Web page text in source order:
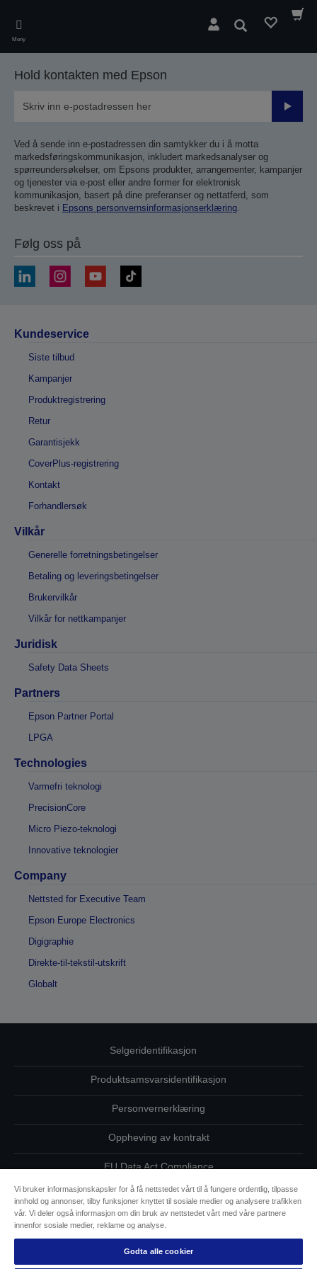
main
content
Meny
Søk
Hold kontakten med Epson
Send
Ved å sende inn e-postadressen din samtykker du i å motta
markedsføringskommunikasjon, inkludert markedsanalyser og
spørreundersøkelser, om Epsons produkter, arrangementer, kampanjer
og tjenester via e-post eller andre former for elektronisk
kommunikasjon, basert på dine preferanser og nettatferd, som
beskrevet i Epsons personvernsinformasjonserklæring.
Følg oss på
Kundeservice
Siste tilbud
Kampanjer
Produktregistrering
Retur
Garantisjekk
CoverPlus-registrering
Kontakt
Forhandlersøk
Vilkår
Generelle forretningsbetingelser
Betaling og leveringsbetingelser
Brukervilkår
Vilkår for nettkampanjer
Juridisk
Safety Data Sheets
Partners
Epson Partner Portal
LPGA
Technologies
Varmefri teknologi
PrecisionCore
Micro Piezo-teknologi
Innovative teknologier
Company
Nettsted for Executive Team
Epson Europe Electronics
Digigraphie
Direkte-til-tekstil-utskrift
Globalt
Selgeridentifikasjon
Produktsamsvarsidentifikasjon
Personvernerklæring
Oppheving av kontrakt
EU Data Act Compliance
Ta kontakt med oss vedrørende personopplysningene dine
Informasjon om informasjonskapsler
Epsons forpliktelse til tilgjengelighet
Vi bruker informasjonskapsler for å få nettstedet vårt til å fungere ordentlig, tilpasse
innhold og annonser, tilby funksjoner knyttet til sosiale medier og analysere trafikken
vår. Vi deler også informasjon om din bruk av nettstedet vårt med våre partnere
innenfor sosiale medier, reklame og analyse.
Godta alle cookier